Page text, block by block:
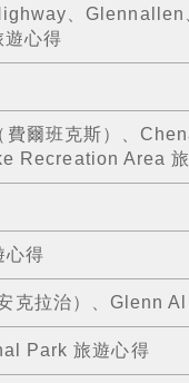
、Glennallen
心得
爾班克斯）、
Recreation Area
心得
克拉治）、Glenn
Park 旅遊心得